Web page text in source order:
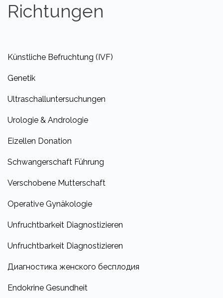
Richtungen
Künstliche Befruchtung (IVF)
Genetik
Ultraschalluntersuchungen
Urologie & Andrologie
Eizellen Donation
Schwangerschaft Führung
Verschobene Mutterschaft
Operative Gynäkologie
Unfruchtbarkeit Diagnostizieren
Unfruchtbarkeit Diagnostizieren
Диагностика женского бесплодия
Endokrine Gesundheit